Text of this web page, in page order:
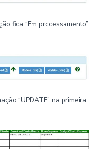
fica “Em processamento”
“UPDATE” na primeira